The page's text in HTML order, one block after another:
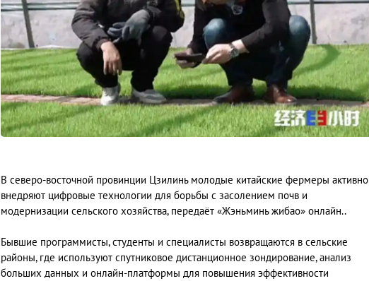
В северо-восточной провинции Цзилинь молодые китайские фермеры активно
внедряют цифровые технологии для борьбы с засолением почв и
модернизации сельского хозяйства, передаёт «Жэньминь жибао» онлайн..
Бывшие программисты, студенты и специалисты возвращаются в сельские
районы, где используют спутниковое дистанционное зондирование, анализ
больших данных и онлайн-платформы для повышения эффективности